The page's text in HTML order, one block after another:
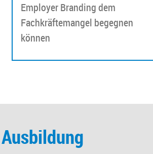
Employer Branding dem
Fachkräftemangel begegnen
können
Ausbildung